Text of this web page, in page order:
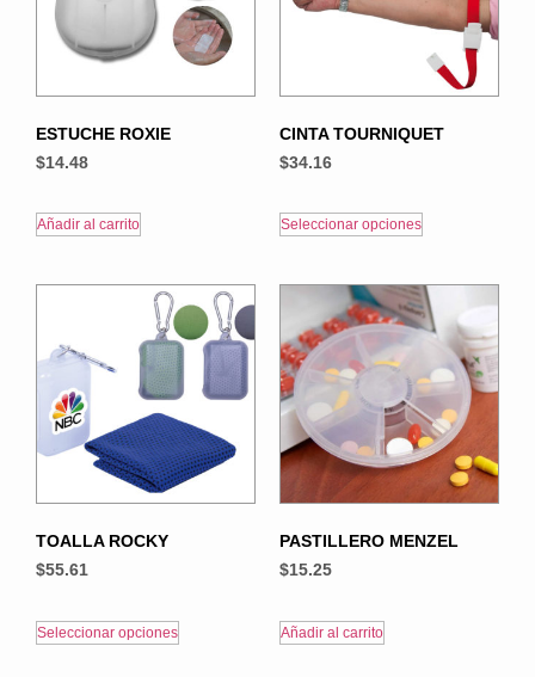
ESTUCHE ROXIE
$14.48
Añadir al carrito
CINTA TOURNIQUET
$34.16
Seleccionar opciones
TOALLA ROCKY
$55.61
Seleccionar opciones
PASTILLERO MENZEL
$15.25
Añadir al carrito